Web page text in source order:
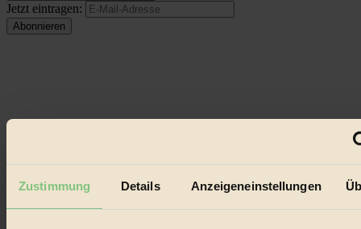
Zustimmung Details Anzeigeneinstellungen
Jetzt eintragen:
© 2026 Biorama GmbH
Datenschutz
Mediadaten
Biorama steht für einen nachhaltigen Lebensstil und bewussten